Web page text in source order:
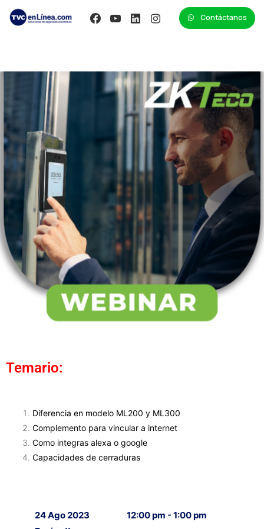
Contáctanos
Temario:
Diferencia en modelo ML200 y ML300
Complemento para vincular a internet
Como integras alexa o google
Capacidades de cerraduras
24 Ago 2023
12:00 pm - 1:00 pm